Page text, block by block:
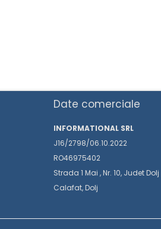
Date comerciale
INFORMATIONAL SRL
J16/2798/06.10.2022
RO46975402
Strada 1 Mai , Nr. 10, Judet Dolj
Calafat, Dolj